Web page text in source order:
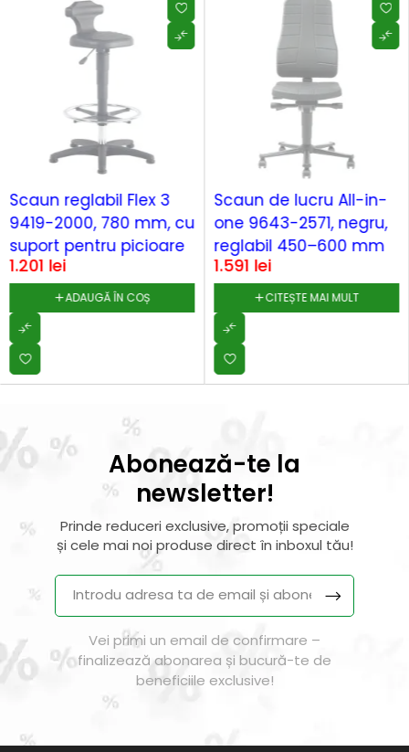
Scaun reglabil Flex 3
9419-2000, 780 mm, cu
suport pentru picioare
1.201 lei
ADAUGĂ ÎN COȘ
Scaun de lucru All-in-
one 9643-2571, negru,
reglabil 450–600 mm
1.591 lei
CITEȘTE MAI MULT
Abonează-te la
newsletter!
Prinde reduceri exclusive, promoții speciale
și cele mai noi produse direct în inboxul tău!
Vei primi un email de confirmare –
finalizează abonarea și bucură-te de
beneficiile exclusive!